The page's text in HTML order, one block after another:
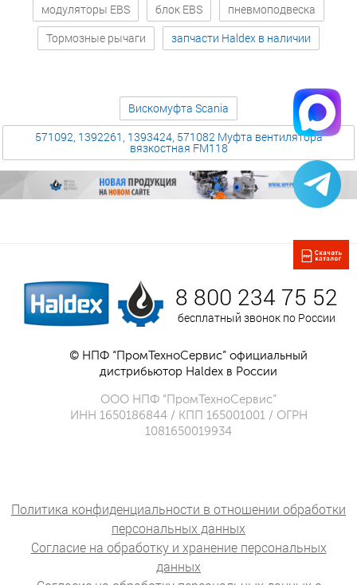
модуляторы EBS
блок EBS
пневмоподвеска
Тормозные рычаги
запчасти Haldex в наличии
Вискомуфта Scania
571092, 1392261, 1393424, 571082 Муфта вентилятора
вязкостная FM118
8 800 234 75 52
бесплатный звонок по России
© НПФ “ПромТехноСервис” официальный
дистрибьютор Haldex в России
ООО НПФ “ПромТехноСервис”
ИНН 1650186844 / КПП 165001001 / ОГРН
1081650019934
Политика конфиденциальности в отношении обработки
персональных данных
Согласие на обработку и хранение персональных
данных